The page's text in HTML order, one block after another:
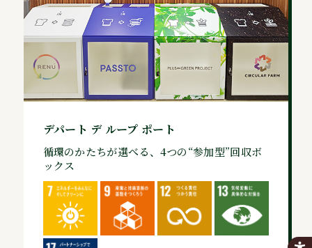
デパート デ ループ ポート
循環のかたちが選べる、4つの“参加型”回収ボ
ックス